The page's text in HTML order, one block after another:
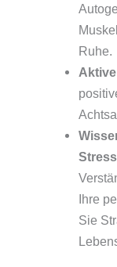
Ruhe.
Ihre
Sie